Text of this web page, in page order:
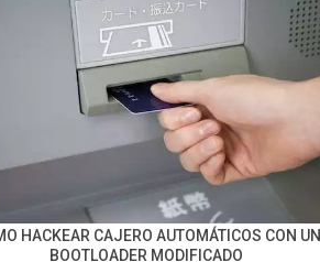
HACKEAR CAJERO AUTOMÁTICOS CON UN
BOOTLOADER MODIFICADO